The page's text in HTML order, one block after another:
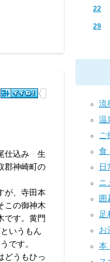
仕込み 生
郡神崎町の
が、寺田本
この御神木
です。黄門
いうもん
です。
どうもひっ
22
29
流
温
ご
食
日
ニ
囲
足
お
本